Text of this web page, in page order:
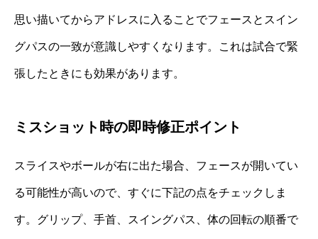
思い描いてからアドレスに入ることでフェースとスイン
グパスの一致が意識しやすくなります。これは試合で緊
張したときにも効果があります。
ミスショット時の即時修正ポイント
スライスやボールが右に出た場合、フェースが開いてい
る可能性が高いので、すぐに下記の点をチェックしま
す。グリップ、手首、スイングパス、体の回転の順番で